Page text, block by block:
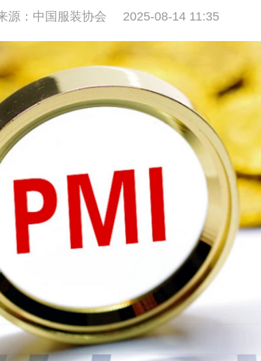
源：中国服装协会 2025-08-14 11:35